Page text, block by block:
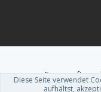
Forum
Diese Seite verwendet
aufhältst,